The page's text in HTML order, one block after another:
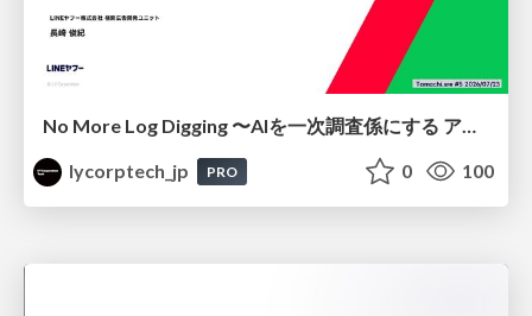
lycorptech_jp
PRO 0 100